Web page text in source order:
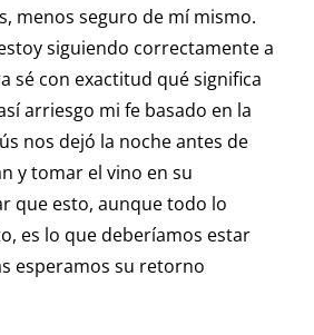
menos seguro de mí mismo.
siguiendo correctamente a
sé con exactitud qué significa
arriesgo mi fe basado en la
nos dejó la noche antes de
y tomar el vino en su
que esto, aunque todo lo
es lo que deberíamos estar
esperamos su retorno